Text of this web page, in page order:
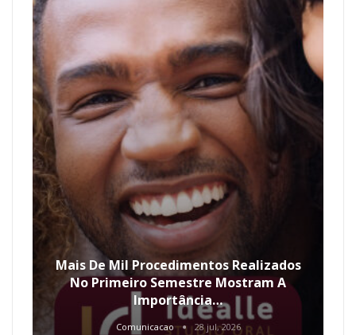
Mais De Mil Procedimentos Realizados
No Primeiro Semestre Mostram A
Importância…
Comunicacao 28 jul, 2026